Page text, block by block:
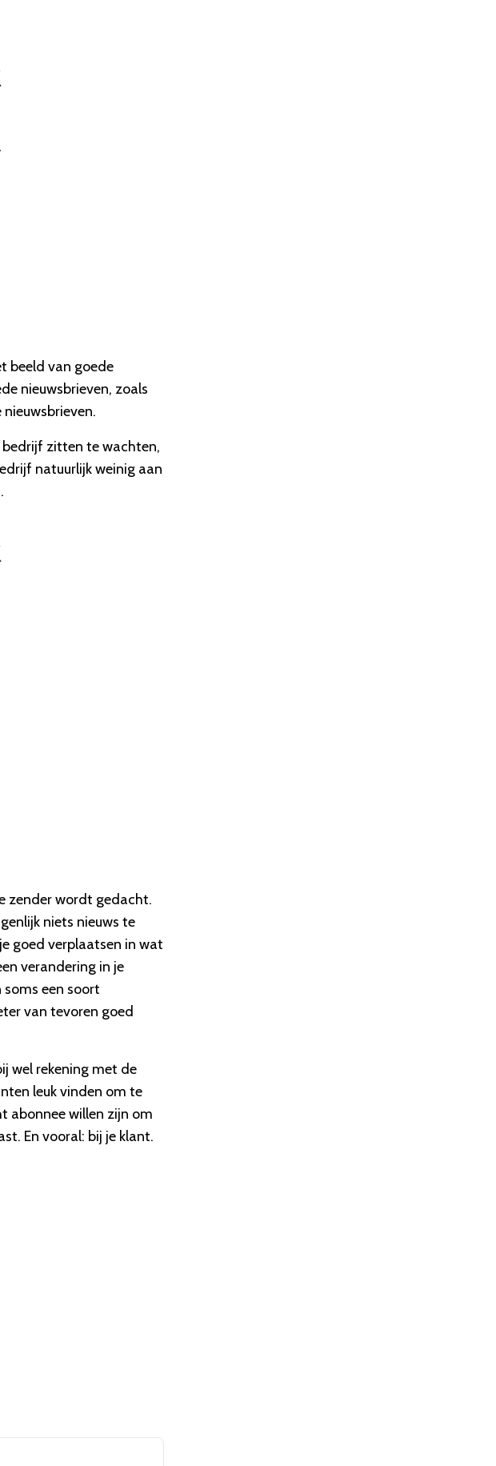
beeld van goede
nieuwsbrieven, zoals
bedrijf zitten te wachten,
natuurlijk weinig aan
zender wordt gedacht.
niets nieuws te
goed verplaatsen in wat
verandering in je
een soort
van tevoren goed
wel rekening met de
leuk vinden om te
abonnee willen zijn om
En vooral: bij je klant.